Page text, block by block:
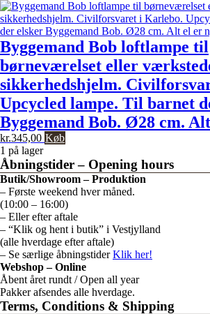
Byggemand Bob loftlampe til
børneværelset eller
sikkerhedshjelm.
Upcycled lampe. Til barnet
Byggemand Bob. Ø28 cm.
kr.345,00 Køb
1 på lager
Åbningstider – Opening hours
Butik/Showroom – Produktion
– Første weekend hver måned.
(10:00 – 16:00)
– Eller efter aftale
– “Klik og hent i butik” i Vestjylland
(alle hverdage efter aftale)
– Se særlige åbningstiderKlik her!
Webshop – Online
Åbent året rundt / Open all year
Pakker afsendes alle hverdage.
Terms, Conditions & Shipping